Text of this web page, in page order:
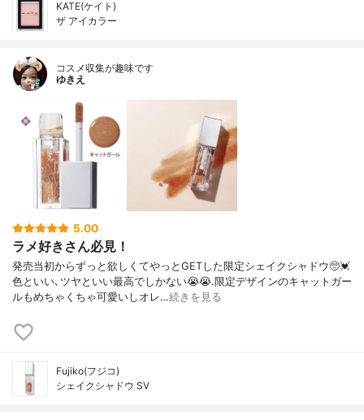
KATE(ケイト)
ザ アイカラー
コスメ収集が趣味です
ゆきえ
5.00
ラメ好きさん必見！
発売当初からずっと欲しくてやっとGETした限定シェイクシャドウ🥺💓
色といい､ツヤといい最高でしかない😭😭.限定デザインのキャットガー
ルもめちゃくちゃ可愛いしオレ…続きを見る
Fujiko(フジコ)
シェイクシャドウ SV